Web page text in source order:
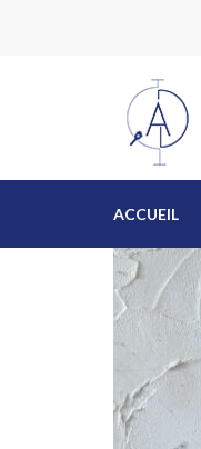
ACCUEIL